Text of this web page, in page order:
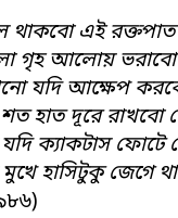
থাকবো এই রক্তপাত
গৃহ আলোয় ভরাবো
যদি আক্ষেপ
হাত দূরে রাখবো
ক্যাকটাস
হাসিটুকু জেগে